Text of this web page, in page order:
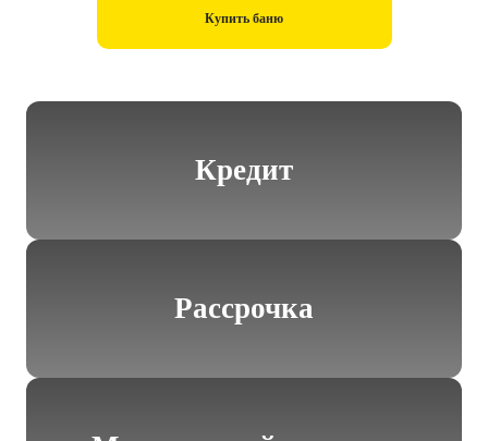
Купить баню
Кредит
Рассрочка